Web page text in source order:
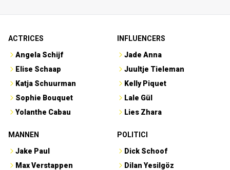
ACTRICES
Angela Schijf
Elise Schaap
Katja Schuurman
Sophie Bouquet
Yolanthe Cabau
INFLUENCERS
Jade Anna
Juultje Tieleman
Kelly Piquet
Lale Gül
Lies Zhara
MANNEN
Jake Paul
Max Verstappen
POLITICI
Dick Schoof
Dilan Yesilgöz